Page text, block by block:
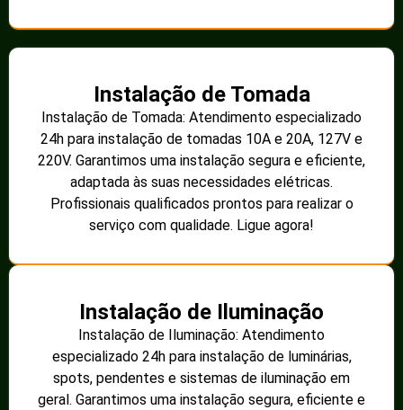
Instalação de Tomada
Instalação de Tomada: Atendimento especializado
24h para instalação de tomadas 10A e 20A, 127V e
220V. Garantimos uma instalação segura e eficiente,
adaptada às suas necessidades elétricas.
Profissionais qualificados prontos para realizar o
serviço com qualidade. Ligue agora!
Instalação de Iluminação
Instalação de Iluminação: Atendimento
especializado 24h para instalação de luminárias,
spots, pendentes e sistemas de iluminação em
geral. Garantimos uma instalação segura, eficiente e